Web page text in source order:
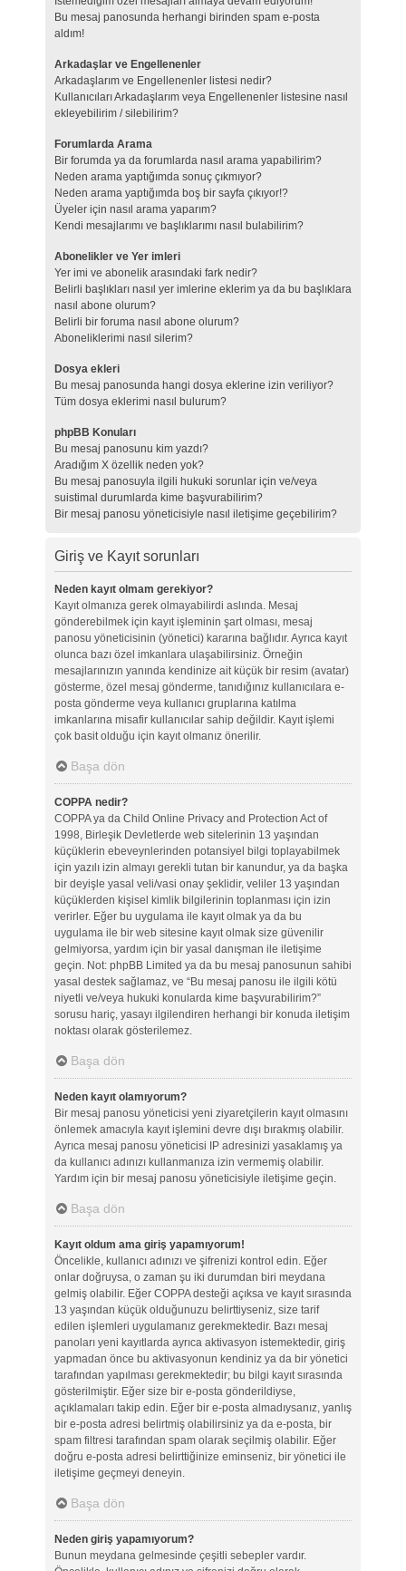
Bu mesaj panosunda herhangi birinden spam e-posta
aldım!
Arkadaşlar ve Engellenenler
Arkadaşlarım ve Engellenenler listesi nedir?
Kullanıcıları Arkadaşlarım veya Engellenenler listesine nasıl
ekleyebilirim / silebilirim?
Forumlarda Arama
Bir forumda ya da forumlarda nasıl arama yapabilirim?
Neden arama yaptığımda sonuç çıkmıyor?
Neden arama yaptığımda boş bir sayfa çıkıyor!?
Üyeler için nasıl arama yaparım?
Kendi mesajlarımı ve başlıklarımı nasıl bulabilirim?
Abonelikler ve Yer imleri
Yer imi ve abonelik arasındaki fark nedir?
Belirli başlıkları nasıl yer imlerine eklerim ya da bu başlıklara
nasıl abone olurum?
Belirli bir foruma nasıl abone olurum?
Aboneliklerimi nasıl silerim?
Dosya ekleri
Bu mesaj panosunda hangi dosya eklerine izin veriliyor?
Tüm dosya eklerimi nasıl bulurum?
phpBB Konuları
Bu mesaj panosunu kim yazdı?
Aradığım X özellik neden yok?
Bu mesaj panosuyla ilgili hukuki sorunlar için ve/veya
suistimal durumlarda kime başvurabilirim?
Bir mesaj panosu yöneticisiyle nasıl iletişime geçebilirim?
Giriş ve Kayıt sorunları
Neden kayıt olmam gerekiyor?
Kayıt olmanıza gerek olmayabilirdi aslında. Mesaj
gönderebilmek için kayıt işleminin şart olması, mesaj
panosu yöneticisinin (yönetici) kararına bağlıdır. Ayrıca kayıt
olunca bazı özel imkanlara ulaşabilirsiniz. Örneğin
mesajlarınızın yanında kendinize ait küçük bir resim (avatar)
gösterme, özel mesaj gönderme, tanıdığınız kullanıcılara e-
posta gönderme veya kullanıcı gruplarına katılma
imkanlarına misafir kullanıcılar sahip değildir. Kayıt işlemi
çok basit olduğu için kayıt olmanız önerilir.
Başa dön
COPPA nedir?
COPPA ya da Child Online Privacy and Protection Act of
1998, Birleşik Devletlerde web sitelerinin 13 yaşından
küçüklerin ebeveynlerinden potansiyel bilgi toplayabilmek
için yazılı izin almayı gerekli tutan bir kanundur, ya da başka
bir deyişle yasal veli/vasi onay şeklidir, veliler 13 yaşından
küçüklerden kişisel kimlik bilgilerinin toplanması için izin
verirler. Eğer bu uygulama ile kayıt olmak ya da bu
uygulama ile bir web sitesine kayıt olmak size güvenilir
gelmiyorsa, yardım için bir yasal danışman ile iletişime
geçin. Not: phpBB Limited ya da bu mesaj panosunun sahibi
yasal destek sağlamaz, ve “Bu mesaj panosu ile ilgili kötü
niyetli ve/veya hukuki konularda kime başvurabilirim?”
sorusu hariç, yasayı ilgilendiren herhangi bir konuda iletişim
noktası olarak gösterilemez.
Başa dön
Neden kayıt olamıyorum?
Bir mesaj panosu yöneticisi yeni ziyaretçilerin kayıt olmasını
önlemek amacıyla kayıt işlemini devre dışı bırakmış olabilir.
Ayrıca mesaj panosu yöneticisi IP adresinizi yasaklamış ya
da kullanıcı adınızı kullanmanıza izin vermemiş olabilir.
Yardım için bir mesaj panosu yöneticisiyle iletişime geçin.
Başa dön
Kayıt oldum ama giriş yapamıyorum!
Öncelikle, kullanıcı adınızı ve şifrenizi kontrol edin. Eğer
onlar doğruysa, o zaman şu iki durumdan biri meydana
gelmiş olabilir. Eğer COPPA desteği açıksa ve kayıt sırasında
13 yaşından küçük olduğunuzu belirttiyseniz, size tarif
edilen işlemleri uygulamanız gerekmektedir. Bazı mesaj
panoları yeni kayıtlarda ayrıca aktivasyon istemektedir, giriş
yapmadan önce bu aktivasyonun kendiniz ya da bir yönetici
tarafından yapılması gerekmektedir; bu bilgi kayıt sırasında
gösterilmiştir. Eğer size bir e-posta gönderildiyse,
açıklamaları takip edin. Eğer bir e-posta almadıysanız, yanlış
bir e-posta adresi belirtmiş olabilirsiniz ya da e-posta, bir
spam filtresi tarafından spam olarak seçilmiş olabilir. Eğer
doğru e-posta adresi belirttiğinize eminseniz, bir yönetici ile
iletişime geçmeyi deneyin.
Başa dön
Neden giriş yapamıyorum?
Bunun meydana gelmesinde çeşitli sebepler vardır.